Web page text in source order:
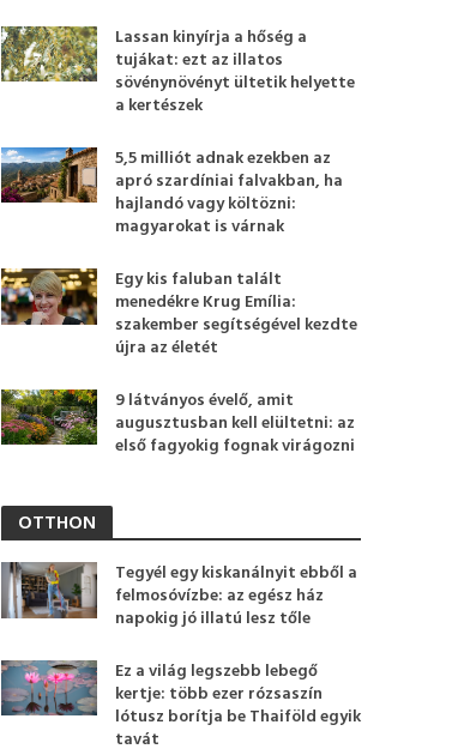
Lassan kinyírja a hőség a
tujákat: ezt az illatos
sövénynövényt ültetik helyette
a kertészek
5,5 milliót adnak ezekben az
apró szardíniai falvakban, ha
hajlandó vagy költözni:
magyarokat is várnak
Egy kis faluban talált
menedékre Krug Emília:
szakember segítségével kezdte
újra az életét
9 látványos évelő, amit
augusztusban kell elültetni: az
első fagyokig fognak virágozni
OTTHON
Tegyél egy kiskanálnyit ebből a
felmosóvízbe: az egész ház
napokig jó illatú lesz tőle
Ez a világ legszebb lebegő
kertje: több ezer rózsaszín
lótusz borítja be Thaiföld egyik
tavát